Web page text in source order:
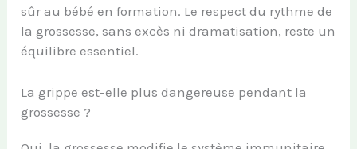
sûr au bébé en formation. Le respect du rythme de
la grossesse, sans excès ni dramatisation, reste un
équilibre essentiel.
La grippe est-elle plus dangereuse pendant la
grossesse ?